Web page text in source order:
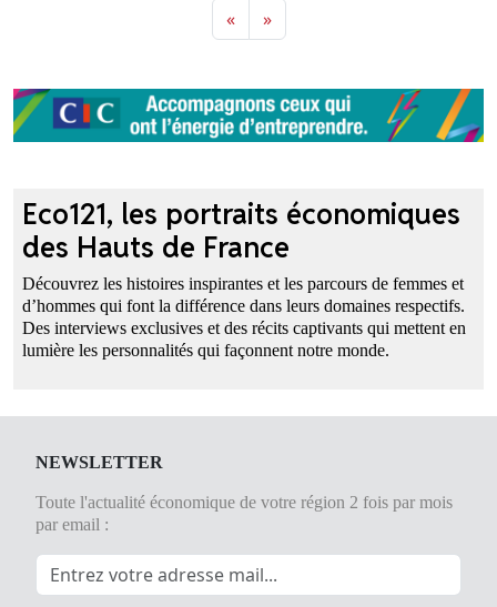
« »
Previous Next
Eco121, les portraits économiques
des Hauts de France
Découvrez les histoires inspirantes et les parcours de femmes et
d’hommes qui font la différence dans leurs domaines respectifs.
Des interviews exclusives et des récits captivants qui mettent en
lumière les personnalités qui façonnent notre monde.
NEWSLETTER
Toute l'actualité économique de votre région 2 fois par mois
par email :